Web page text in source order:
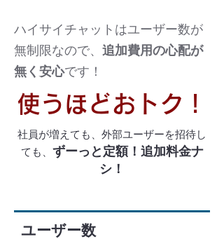
ハイサイチャットはユーザー数が
無制限なので、 追加費用の心配が
無く安心です！
使うほどおトク！
社員が増えても、外部ユーザーを招待し
ても、 ずーっと定額！追加料金ナ
シ！
ユーザー数